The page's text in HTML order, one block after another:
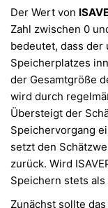
Der Wert von
Zahl zwischen 0
bedeutet, dass
Speicherplatzes
der Gesamtgröße
wird durch
Übersteigt der
Speichervorgang
setzt den
zurück. Wird
Speichern stets
Zunächst sollte